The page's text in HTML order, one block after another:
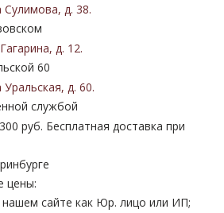
Сулимова, д. 38.
, д. 12.
60
Уральская, д. 60.
службой
руб. Бесплатная доставка при
цены:
нашем сайте как Юр. лицо или ИП;